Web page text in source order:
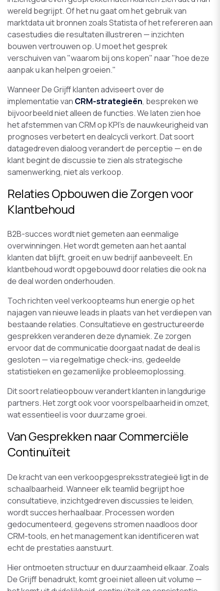
wereld begrijpt. Of het nu gaat om het gebruik van
marktdata uit bronnen zoals Statista of het refereren aan
casestudies die resultaten illustreren — inzichten
bouwen vertrouwen op. U moet het gesprek
verschuiven van "waarom bij ons kopen" naar "hoe deze
aanpak u kan helpen groeien."
Wanneer De Grijff klanten adviseert over de
implementatie van CRM-strategieën, bespreken we
bijvoorbeeld niet alleen de functies. We laten zien hoe
het afstemmen van CRM op KPI's de nauwkeurigheid van
prognoses verbetert en dealcycli verkort. Dat soort
datagedreven dialoog verandert de perceptie — en de
klant begint de discussie te zien als strategische
samenwerking, niet als verkoop.
Relaties Opbouwen die Zorgen voor
Klantbehoud
B2B-succes wordt niet gemeten aan eenmalige
overwinningen. Het wordt gemeten aan het aantal
klanten dat blijft, groeit en uw bedrijf aanbeveelt. En
klantbehoud wordt opgebouwd door relaties die ook na
de deal worden onderhouden.
Toch richten veel verkoopteams hun energie op het
najagen van nieuwe leads in plaats van het verdiepen van
bestaande relaties. Consultatieve en gestructureerde
gesprekken veranderen deze dynamiek. Ze zorgen
ervoor dat de communicatie doorgaat nadat de deal is
gesloten — via regelmatige check-ins, gedeelde
statistieken en gezamenlijke probleemoplossing.
Dit soort relatieopbouw verandert klanten in langdurige
partners. Het zorgt ook voor voorspelbaarheid in omzet,
wat essentieel is voor duurzame groei.
Van Gesprekken naar Commerciële
Continuïteit
De kracht van een verkoopgespreksstrategieë ligt in de
schaalbaarheid. Wanneer elk teamlid begrijpt hoe
consultatieve, inzichtgedreven discussies te leiden,
wordt succes herhaalbaar. Processen worden
gedocumenteerd, gegevens stromen naadloos door
CRM-tools, en het management kan identificeren wat
echt de prestaties aanstuurt.
Hier ontmoeten structuur en duurzaamheid elkaar. Zoals
De Grijff benadrukt, komt groei niet alleen uit volume —